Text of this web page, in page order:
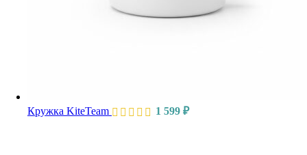
Кружка KiteTeam 1 599 ₽